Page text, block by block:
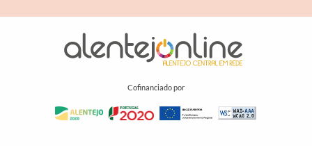
Cofinanciado por